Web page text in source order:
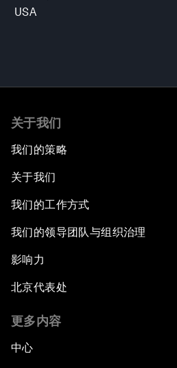
USA
关于我们
我们的策略
关于我们
我们的工作方式
我们的领导团队与组织治理
影响力
北京代表处
更多内容
中心